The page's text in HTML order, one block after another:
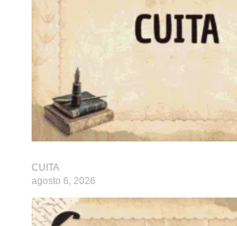
CUITA
agosto 6, 2026